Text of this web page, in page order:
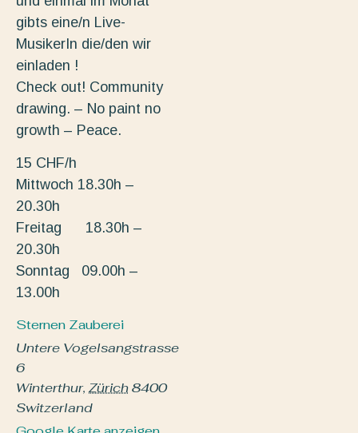
gibts eine/n Live-
MusikerIn die/den wir
einladen !
Check out! Community
drawing. – No paint no
growth – Peace.
15 CHF/h
Mittwoch 18.30h –
20.30h
Freitag 18.30h –
20.30h
Sonntag 09.00h –
13.00h
Sternen Zauberei
Untere Vogelsangstrasse
6
Winterthur, Zürich8400
Switzerland